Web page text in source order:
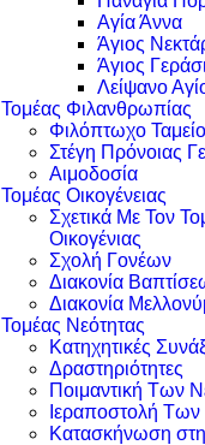
Αγία Άννα
Άγιος
Άγιος
Λείψανο
Τομέας Φιλανθρωπίας
Φιλόπτωχο Ταμείο
Στέγη Πρόνοιας
Αιμοδοσία
Τομέας Οικογένειας
Σχετικά Με Τον
Οικογένιας
Σχολή Γονέων
Διακονία
Διακονία
Τομέας Νεότητας
Κατηχητικές
Δραστηριότητες
Ποιμαντική Των
Ιεραποστολή
Κατασκήνωση